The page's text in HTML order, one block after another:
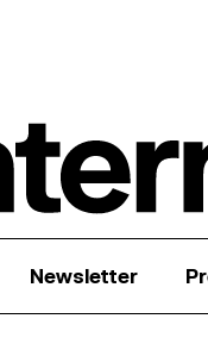
Newsletter